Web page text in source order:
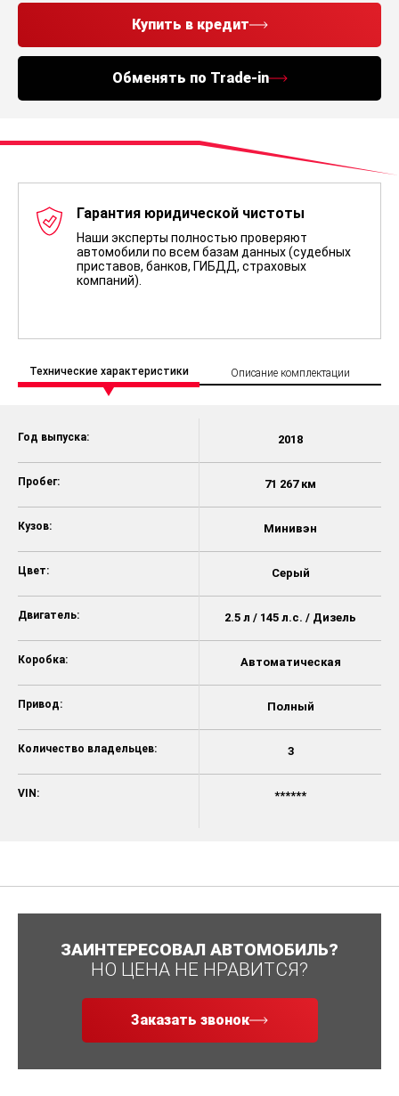
Купить в кредит
Обменять по Trade-in
Гарантия юридической чистоты
Наши эксперты полностью проверяют
автомобили по всем базам данных (судебных
приставов, банков, ГИБДД, страховых
компаний).
Технические характеристики Описание комплектации
Год выпуска:
Пробег:
Кузов:
Цвет:
Двигатель:
Коробка:
Привод:
Количество владельцев:
VIN:
2018
71 267 км
Минивэн
Серый
2.5 л / 145 л.с. / Дизель
Автоматическая
Полный
3
******
ЗАИНТЕРЕСОВАЛ АВТОМОБИЛЬ?
НО ЦЕНА НЕ НРАВИТСЯ?
Заказать звонок